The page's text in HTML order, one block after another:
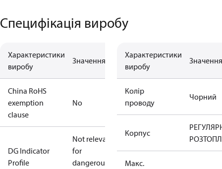
Специфікація виробу
Характеристики
виробу
Значення
China RoHS
exemption
clause
No
DG Indicator
Profile
Not relevant
for
dangerous
Характеристики
виробу
Значення
Колір
проводу
Чорний
Корпус
Макс.